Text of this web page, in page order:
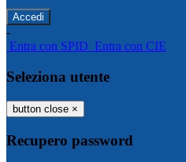
-
Entra con SPID Entra con CIE
Seleziona utente
button close ×
Recupero password